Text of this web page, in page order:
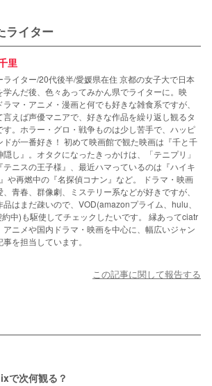
ライター
里
ライター/20代後半/愛媛県在住 京都の女子大で日本
学んだ後、色々あってみかん県でライターに。映
ラマ・アニメ・漫画と何でも好きな雑食系ですが、
言えば声優マニアで、好きな作品を繰り返し観るタ
す。ホラー・グロ・戦争ものは少し苦手で、ハッピ
ドが一番好き！ 初めて映画館で観た映画は『千と千
隠し』。オタクになったきっかけは、「テニプリ」
テニスの王子様』、最近ハマっているのは『ハイキ
や再燃中の『名探偵コナン』など。 ドラマ・映画
、青春、群像劇、ミステリー系などが好きですが、
品はまだ疎いので、VOD(amazonプライム、hulu、
中)も駆使してチェックしたいです。 縁あってciatr
アニメや国内ドラマ・映画を中心に、幅広いジャン
事を担当しています。
この記事に関して報告する
で次何観る？